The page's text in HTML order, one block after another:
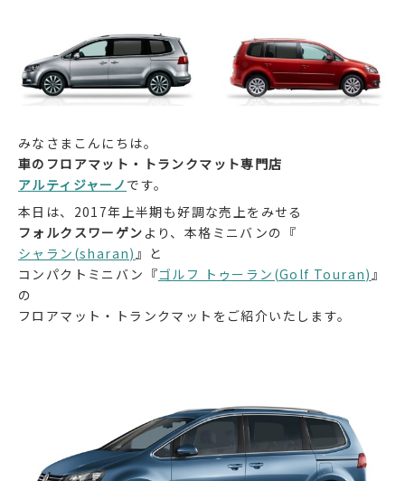
みなさまこんにちは。
車のフロアマット・トランクマット専門店
アルティジャーノ です。
本日は、2017年上半期も好調な売上をみせる
フォルクスワーゲン より、本格ミニバンの『
シャラン(sharan) 』と
コンパクトミニバン『ゴルフ トゥーラン(Golf Touran) 』
の
フロアマット・トランクマットをご紹介いたします。